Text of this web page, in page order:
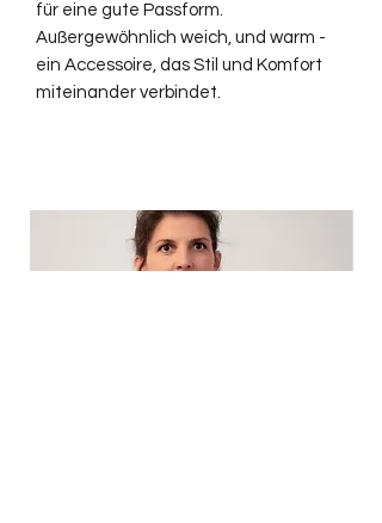
für eine gute Passform.
Außergewöhnlich weich, und warm -
ein Accessoire, das Stil und Komfort
miteinander verbindet.